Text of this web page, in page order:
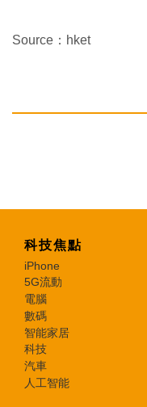
Source：hket
科技焦點
iPhone
5G流動
電腦
數碼
智能家居
科技
汽車
人工智能